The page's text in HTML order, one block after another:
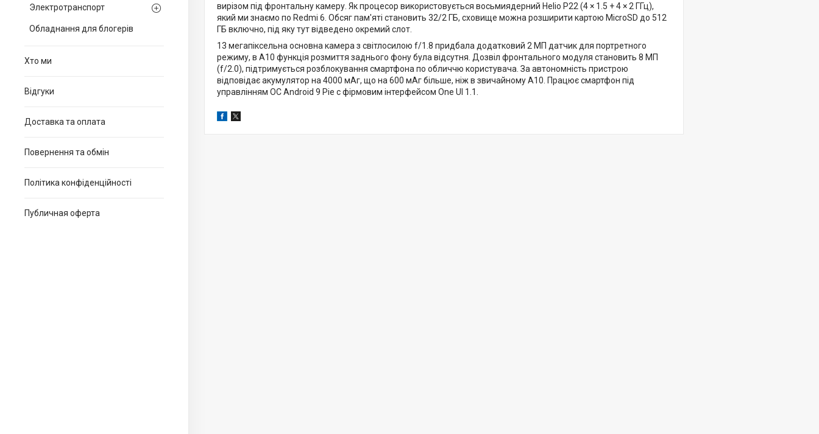
Электротранспорт
Обладнання для блогерів
Хто ми
Вiдгуки
Доставка та оплата
Повернення та обмiн
Політика конфіденційності
Публичная оферта
вирізом під фронтальну камеру. Як процесор використовується восьмиядерний Helio P22 (4 × 1.5 + 4 × 2 ГГц),
який ми знаємо по Redmi 6. Обсяг пам'яті становить 32/2 ГБ, сховище можна розширити картою MicroSD до 512
ГБ включно, під яку тут відведено окремий слот.
13 мегапіксельна основна камера з світлосилою f/1.8 придбала додатковий 2 МП датчик для портретного
режиму, в А10 функція розмиття заднього фону була відсутня. Дозвіл фронтального модуля становить 8 МП
(f/2.0), підтримується розблокування смартфона по обличчю користувача. За автономність пристрою
відповідає акумулятор на 4000 мАг, що на 600 мАг більше, ніж в звичайному А10. Працює смартфон під
управлінням ОС Android 9 Pie c фірмовим інтерфейсом One UI 1.1.